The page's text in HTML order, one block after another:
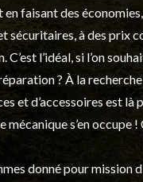
faisant des
sécuritaires, à des prix
. C’est l’idéal, si l’on
? À la
et d’accessoires est là
s’en occupe
donné pour mission